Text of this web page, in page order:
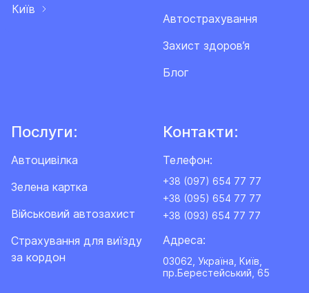
Київ
Автострахування
Захист здоров’я
Блог
Послуги:
Автоцивілка
Зелена картка
Військовий автозахист
Cтрахування для виїзду
за кордон
Контакти:
Телефон:
+38 (097) 654 77 77
+38 (095) 654 77 77
+38 (093) 654 77 77
Адреса:
03062, Україна, Київ,
пр.Берестейський, 65